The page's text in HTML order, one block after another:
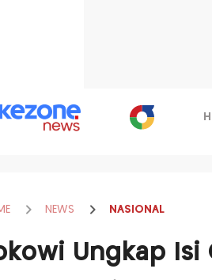
NEWS NASIONAL
Ungkap Isi